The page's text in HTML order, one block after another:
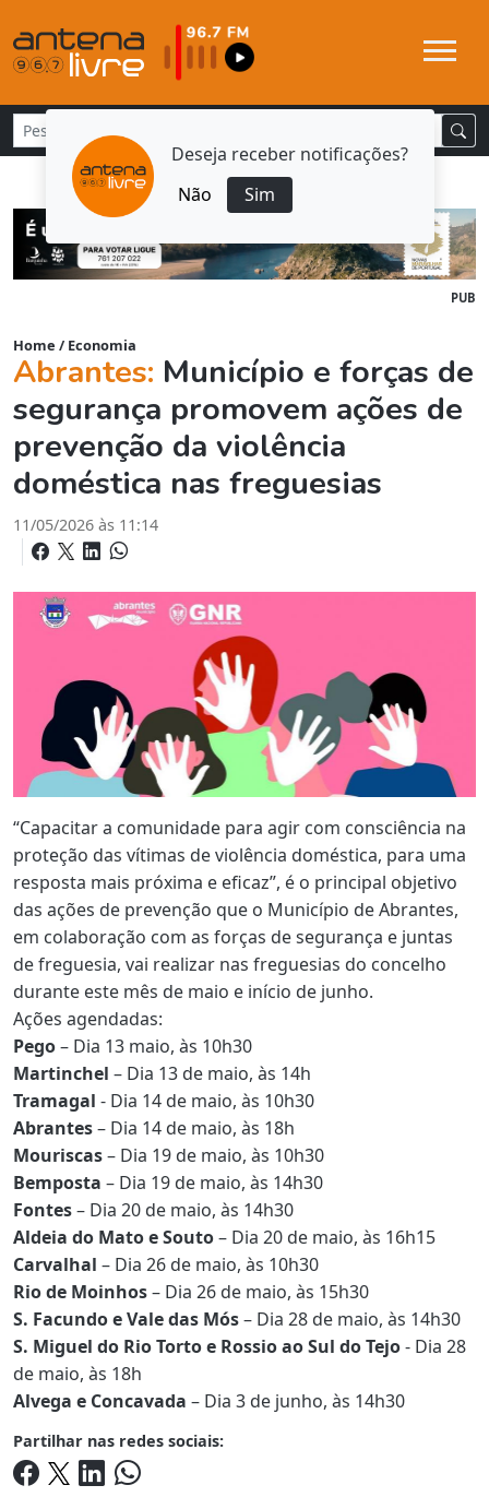
Deseja receber notificações?
Não
Sim
PUB
Home / Economia
Abrantes: Município e forças de
segurança promovem ações de
prevenção da violência
doméstica nas freguesias
11/05/2026 às 11:14
“Capacitar a comunidade para agir com consciência na
proteção das vítimas de violência doméstica, para uma
resposta mais próxima e eficaz”, é o principal objetivo
das ações de prevenção que o Município de Abrantes,
em colaboração com as forças de segurança e juntas
de freguesia, vai realizar nas freguesias do concelho
durante este mês de maio e início de junho.
Ações agendadas:
Pego– Dia 13 maio, às 10h30
Martinchel – Dia 13 de maio, às 14h
Tramagal - Dia 14 de maio, às 10h30
Abrantes– Dia 14 de maio, às 18h
Mouriscas– Dia 19 de maio, às 10h30
Bemposta – Dia 19 de maio, às 14h30
Fontes– Dia 20 de maio, às 14h30
Aldeia do Mato e Souto– Dia 20 de maio, às 16h15
Carvalhal – Dia 26 de maio, às 10h30
Rio de Moinhos– Dia 26 de maio, às 15h30
S. Facundo e Vale das Mós– Dia 28 de maio, às 14h30
S. Miguel do Rio Torto e Rossio ao Sul do Tejo- Dia 28
de maio, às 18h
Alvega e Concavada – Dia 3 de junho, às 14h30
Partilhar nas redes sociais: